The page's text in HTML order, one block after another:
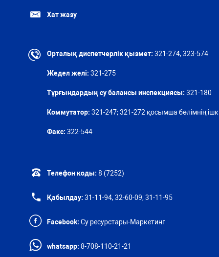
Хат жазу
Орталық диспетчерлік қызмет: 321-274, 323-574
Жедел желі: 321-275
Тұрғындардың су балансы инспекциясы: 321-180
Коммутатор: 321-247; 321-272 қосымша бөлімнің ішкі
Факс: 322-544
Телефон коды: 8 (7252)
Қабылдау: 31-11-94, 32-60-09, 31-11-95
Facebook: Су ресурстары-Маркетинг
whatsapp: 8-708-110-21-21